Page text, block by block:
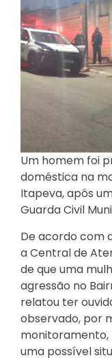
Um homem foi
doméstica na
Itapeva, após
Guarda Civil
De acordo com
a Central de
de que uma
agressão no
relatou ter
observado, por
monitoramento,
uma possível